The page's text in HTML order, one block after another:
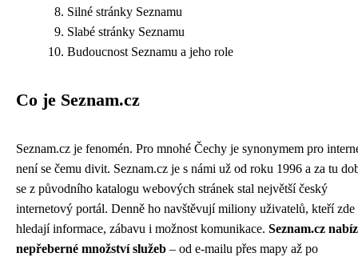
Silné stránky Seznamu
Slabé stránky Seznamu
Budoucnost Seznamu a jeho role
Co je Seznam.cz
Seznam.cz je fenomén. Pro mnohé Čechy je synonymem pro
není se čemu divit. Seznam.cz je s námi už od roku 1996 a za tu
se z původního katalogu webových stránek stal největší český
internetový portál. Denně ho navštěvují miliony uživatelů, kteří zde
hledají informace, zábavu i možnost komunikace. Seznam.cz
nepřeberné množství služeb – od e-mailu přes mapy až po